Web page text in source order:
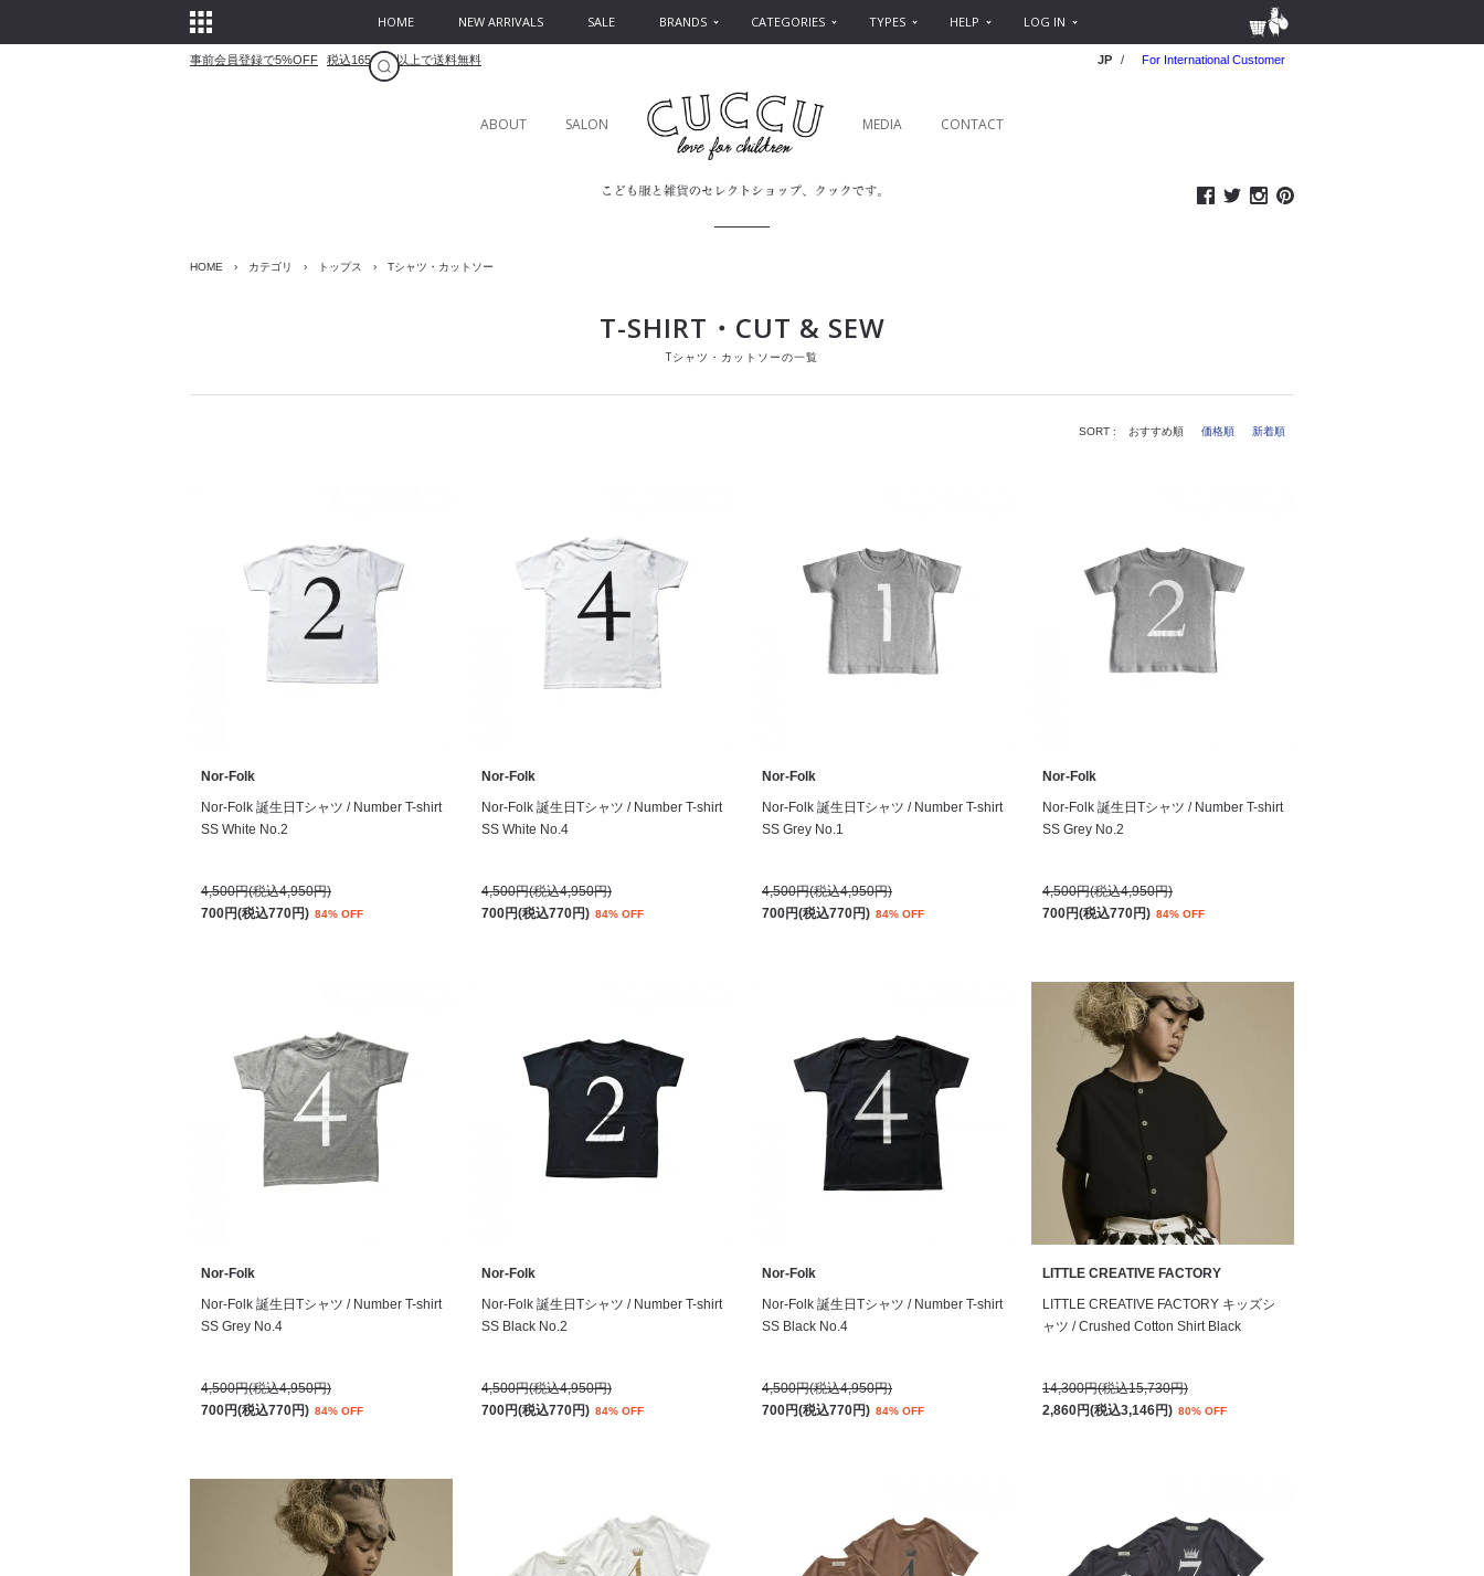
HOME NEW ARRIVALS SALE BRANDS CATEGORIES TYPES HELP LOG IN
事前会員登録で5%OFF 税込16500円以上で送料無料 JP / For International Customer
ABOUT SALON MEDIA CONTACT
HOME › カテゴリ › トップス › Tシャツ・カットソー
T-SHIRT・CUT & SEW
Tシャツ・カットソーの一覧
SORT : おすすめ順 価格順 新着順
Nor-Folk
Nor-Folk 誕生日Tシャツ / Number T-shirt
SS White No.2
4,500円(税込4,950円)
700円(税込770円) 84% OFF
Nor-Folk
Nor-Folk 誕生日Tシャツ / Number T-shirt
SS White No.4
4,500円(税込4,950円)
700円(税込770円) 84% OFF
Nor-Folk
Nor-Folk 誕生日Tシャツ / Number T-shirt
SS Grey No.1
4,500円(税込4,950円)
700円(税込770円) 84% OFF
Nor-Folk
Nor-Folk 誕生日Tシャツ / Number T-shirt
SS Grey No.2
4,500円(税込4,950円)
700円(税込770円) 84% OFF
Nor-Folk
Nor-Folk 誕生日Tシャツ / Number T-shirt
SS Grey No.4
4,500円(税込4,950円)
700円(税込770円) 84% OFF
Nor-Folk
Nor-Folk 誕生日Tシャツ / Number T-shirt
SS Black No.2
4,500円(税込4,950円)
700円(税込770円) 84% OFF
Nor-Folk
Nor-Folk 誕生日Tシャツ / Number T-shirt
SS Black No.4
4,500円(税込4,950円)
700円(税込770円) 84% OFF
LITTLE CREATIVE FACTORY
LITTLE CREATIVE FACTORY キッズシ
ャツ / Crushed Cotton Shirt Black
14,300円(税込15,730円)
2,860円(税込3,146円) 80% OFF